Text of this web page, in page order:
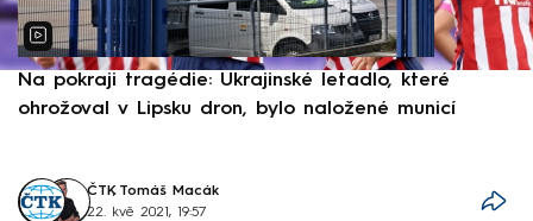
Na pokraji tragédie: Ukrajinské letadlo, které
ohrožoval v Lipsku dron, bylo naložené municí
ČTK, Tomáš Macák
22. kvě 2021, 19:57